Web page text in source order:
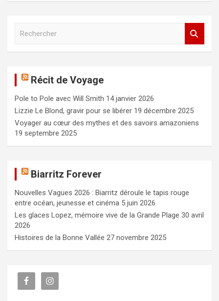
c
h
e
r
Récit de Voyage
Pole to Pole avec Will Smith 14 janvier 2026
Lizzie Le Blond, gravir pour se libérer 19 décembre 2025
Voyager au cœur des mythes et des savoirs amazoniens
19 septembre 2025
Biarritz Forever
Nouvelles Vagues 2026 : Biarritz déroule le tapis rouge
entre océan, jeunesse et cinéma 5 juin 2026
Les glaces Lopez, mémoire vive de la Grande Plage 30 avril
2026
Histoires de la Bonne Vallée 27 novembre 2025